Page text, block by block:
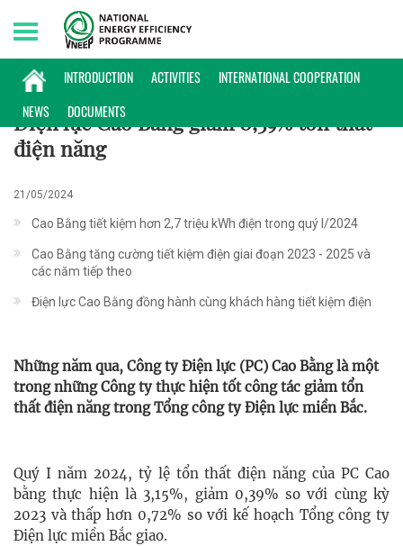
INTRODUCTION ACTIVITIES
INTERNATIONAL COOPERATION
NEWS
DOCUMENTS
Friday, 07/08/2026 | 15:13 GMT+7
KINH NGHIỆM TRIỂN KHAI
Điện lực Cao Bằng giảm 0,39% tổn thất
điện năng
21/05/2024
Cao Bằng tiết kiệm hơn 2,7 triệu kWh điện trong quý I/2024
Cao Bằng tăng cường tiết kiệm điện giai đoạn 2023 - 2025 và
các năm tiếp theo
Điện lực Cao Bằng đồng hành cùng khách hàng tiết kiệm điện
Những năm qua, Công ty Điện lực (PC) Cao Bằng là một
trong những Công ty thực hiện tốt công tác giảm tổn
thất điện năng trong Tổng công ty Điện lực miền Bắc.
Quý I năm 2024, tỷ lệ tổn thất điện năng của PC Cao
bằng thực hiện là 3,15%, giảm 0,39% so với cùng kỳ
2023 và thấp hơn 0,72% so với kế hoạch Tổng công ty
Điện lực miền Bắc giao.